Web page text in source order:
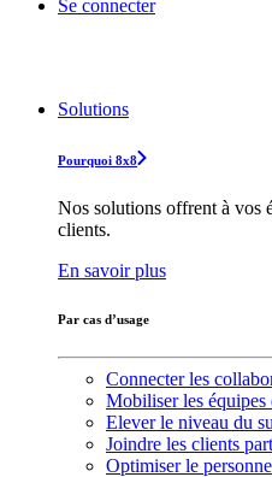
Se connecter
Solutions
Pourquoi 8x8
Nos solutions offrent à vos
clients.
En savoir plus
Par cas d’usage
Connecter les
Mobiliser les équipes
Elever le niveau du
Joindre les clients
Optimiser le